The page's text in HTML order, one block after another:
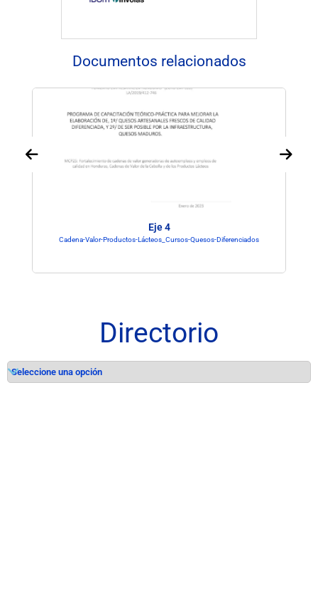
Documentos relacionados
Eje 4
Cadena-Valor-Productos-Lácteos_Cursos-Quesos-Diferenciados
Directorio